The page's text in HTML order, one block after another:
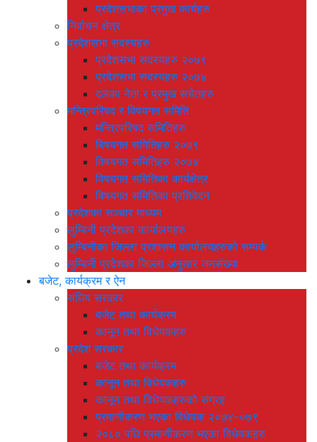
प्रदेशसभाका प्रमुख कार्यहरु
निर्वाचन क्षेत्र
प्रदेशसभा सदस्यहरु
प्रदेशसभा सदस्यहरु २०७९
प्रदेशसभा सदस्यहरु २०७४
दलका नेता र प्रमुख सचेतहरु
मन्त्रिपरिषद र विषयगत समिति
मन्त्रिपरिषद समितिहरु
बिषयगत समितिहरु २०७९
विषयगत समितिहरु २०७४
विषयगत समितिका कार्यक्षेत्र
बिषयगत समितिका प्रतिवेदन
प्रदेशका सञ्चार माध्यम
लुम्बिनी प्रदेशका कार्यालयहरु
लुम्बिनीका जिल्ला प्रशासन कार्यालयहरुको सम्पर्क
लुम्बिनी प्रदेशका जिल्ला अनुसार जनसंख्या
बजेट, कार्यक्रम र ऐन
संघिय सरकार
बजेट तथा कार्यक्रम
कानून तथा विधेयकहरु
प्रदेश सरकार
बजेट तथा कार्यक्रम
कानून तथा विधेयकहरु
कानून तथा विधेयकहरुको संग्रह
प्रमाणीकरण भएका विधेयक २०७४–०७९
२०८० पछि प्रमाणीकरण भएका विधेयकहरु